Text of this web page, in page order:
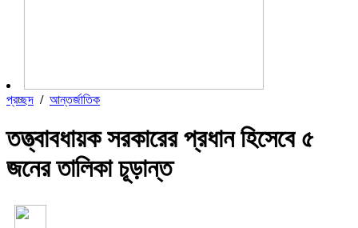
প্রচ্ছদ / আন্তর্জাতিক
তত্ত্বাবধায়ক সরকারের প্রধান হিসেবে ৫
জনের তালিকা চূড়ান্ত